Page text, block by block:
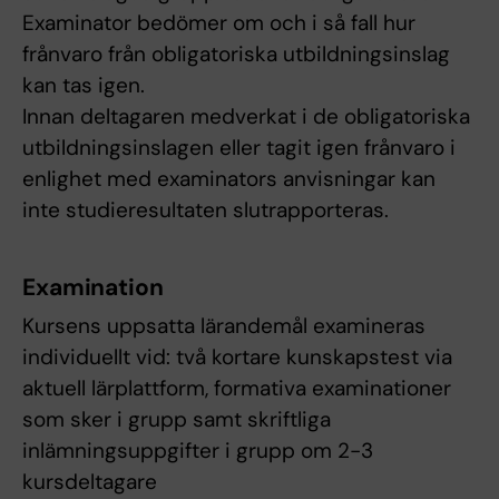
Examinator bedömer om och i så fall hur
frånvaro från obligatoriska utbildningsinslag
kan tas igen.
Innan deltagaren medverkat i de obligatoriska
utbildningsinslagen eller tagit igen frånvaro i
enlighet med examinators anvisningar kan
inte studieresultaten slutrapporteras.
Examination
Kursens uppsatta lärandemål examineras
individuellt vid: två kortare kunskapstest via
aktuell lärplattform, formativa examinationer
som sker i grupp samt skriftliga
inlämningsuppgifter i grupp om 2-3
kursdeltagare